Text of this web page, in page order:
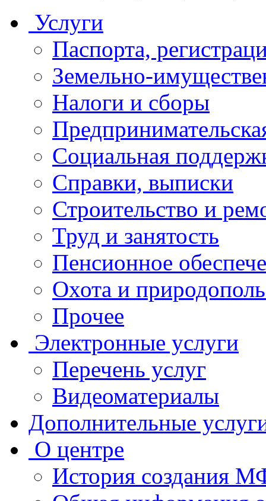
Услуги
Паспорта,
Земельно-
Налоги и сборы
Социальная
Справки, выписки
Строительство и
Труд и занятость
Пенсионное
Охота и
Прочее
Электронные услуги
Перечень услуг
Видеоматериалы
Дополнительные
О центре
История создания